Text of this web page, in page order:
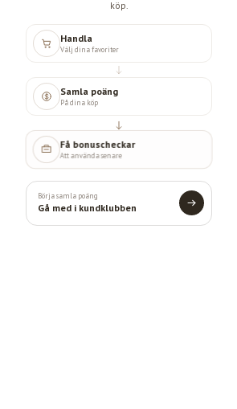
köp.
Handla
Välj dina favoriter
Samla poäng
På dina köp
Få bonuscheckar
Att använda senare
Börja samla poäng
Gå med i kundklubben